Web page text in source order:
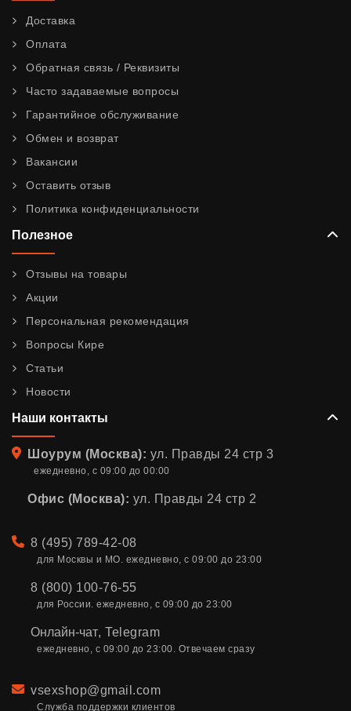
Доставка
Оплата
Обратная связь / Реквизиты
Часто задаваемые вопросы
Гарантийное обслуживание
Обмен и возврат
Вакансии
Оставить отзыв
Политика конфиденциальности
Полезное
Отзывы на товары
Акции
Персональная рекомендация
Вопросы Кире
Статьи
Новости
Наши контакты
Адрес
Шоурум (Москва): ул. Правды 24 стр 3
ежедневно, с 09:00 до 00:00
Офис (Москва): ул. Правды 24 стр 2
Телефон
8 (495) 789-42-08
для Москвы и МО. ежедневно, с 09:00 до 23:00
8 (800) 100-76-55
для России. ежедневно, с 09:00 до 23:00
Онлайн-чат, Telegram
ежедневно, с 09:00 до 23:00. Отвечаем сразу
Email
vsexshop@gmail.com
Служба поддержки клиентов